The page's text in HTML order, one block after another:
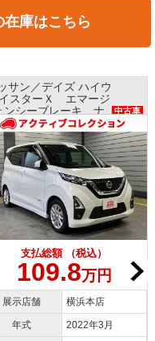
在庫はこちら
サン／デイズ ハイウ
スターＸ エマージ
ンシーブレーキ ナ
アラウンドビューモ
ター インテリキー
中古車
支払総額 （税込）
109.8万円
展示店舗 横浜本店
年式 2022年3月